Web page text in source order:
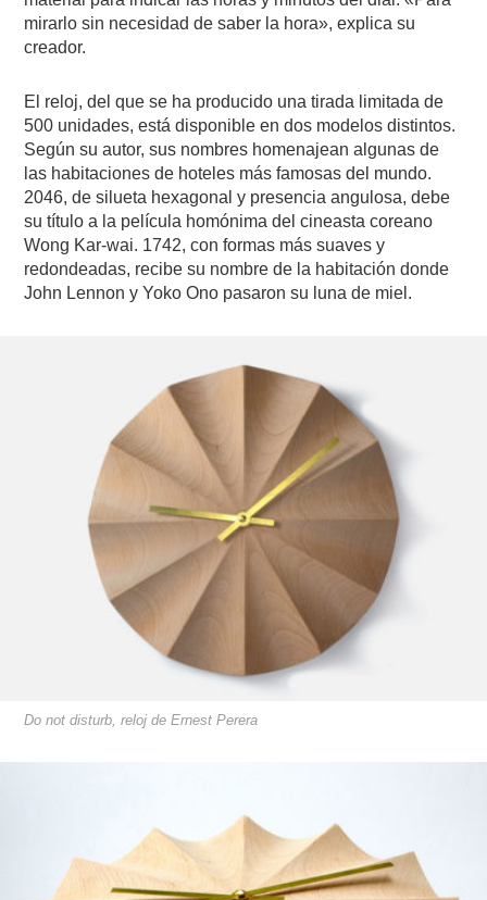
mirarlo sin necesidad de saber la hora», explica su
creador.
El reloj, del que se ha producido una tirada limitada de
500 unidades, está disponible en dos modelos distintos.
Según su autor, sus nombres homenajean algunas de
las habitaciones de hoteles más famosas del mundo.
2046, de silueta hexagonal y presencia angulosa, debe
su título a la película homónima del cineasta coreano
Wong Kar-wai. 1742, con formas más suaves y
redondeadas, recibe su nombre de la habitación donde
John Lennon y Yoko Ono pasaron su luna de miel.
Do not disturb, reloj de Ernest Perera